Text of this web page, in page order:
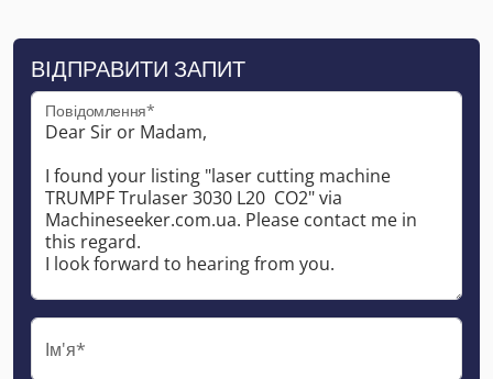
ВІДПРАВИТИ ЗАПИТ
Повідомлення*
Ім'я*